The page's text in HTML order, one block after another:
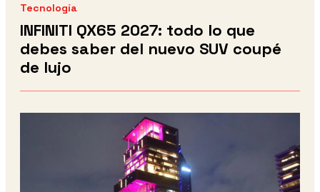
Tecnología
INFINITI QX65 2027: todo lo que
debes saber del nuevo SUV coupé
de lujo